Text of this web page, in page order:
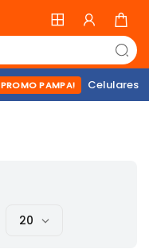
PROMO PAMPA! Celulares
20